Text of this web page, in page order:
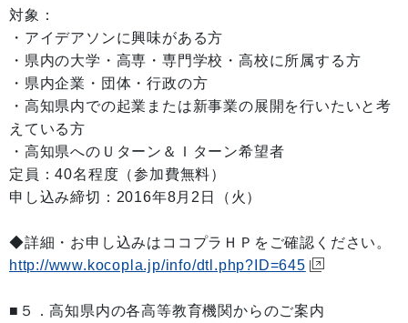
対象：
・アイデアソンに興味がある方
・県内の大学・高専・専門学校・高校に所属する方
・県内企業・団体・行政の方
・高知県内での起業または新事業の展開を行いたいと考
えている方
・高知県へのＵターン＆Ｉターン希望者
定員：40名程度（参加費無料）
申し込み締切：2016年8月2日（火）
◆詳細・お申し込みはココプラＨＰをご確認ください。
http://www.kocopla.jp/info/dtl.php?ID=645
■５．高知県内の各高等教育機関からのご案内